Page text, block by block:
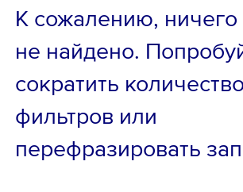
К сожалению, ничего
не найдено.
сократить количество
фильтров или
перефразировать